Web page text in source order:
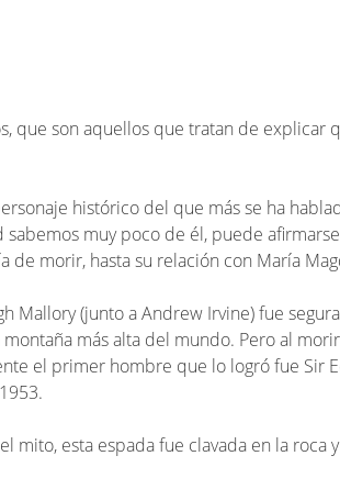
que son aquellos que tratan de explicar
histórico del que más se ha
muy poco de él, puede
morir, hasta su relación con María
Mallory (junto a Andrew Irvine) fue
más alta del mundo. Pero al
el primer hombre que lo logró fue Sir
mito, esta espada fue clavada en la roca